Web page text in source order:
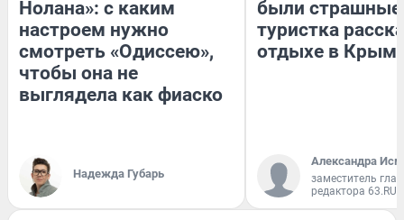
Нолана»: с каким
настроем нужно
смотреть «Одиссею»,
чтобы она не
выглядела как фиаско
Надежда Губарь
были
туристка
отдыхе в
Александра
заместитель
редактора 63.RU